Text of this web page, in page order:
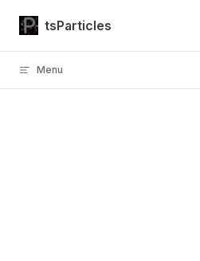
Skip to content
tsParticles
Menu